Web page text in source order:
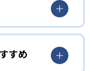
望校合格を
すめ